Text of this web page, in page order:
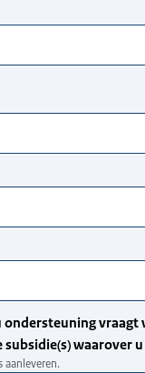
waarover
aanleveren.